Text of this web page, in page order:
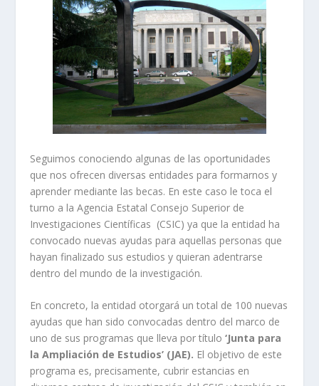
Seguimos conociendo algunas de las oportunidades
que nos ofrecen diversas entidades para formarnos y
aprender mediante las becas. En este caso le toca el
turno a la Agencia Estatal Consejo Superior de
Investigaciones Científicas (CSIC) ya que la entidad ha
convocado nuevas ayudas para aquellas personas que
hayan finalizado sus estudios y quieran adentrarse
dentro del mundo de la investigación.
En concreto, la entidad otorgará un total de 100 nuevas
ayudas que han sido convocadas dentro del marco de
uno de sus programas que lleva por título‘Junta para
la Ampliación de Estudios’ (JAE). El objetivo de este
programa es, precisamente, cubrir estancias en